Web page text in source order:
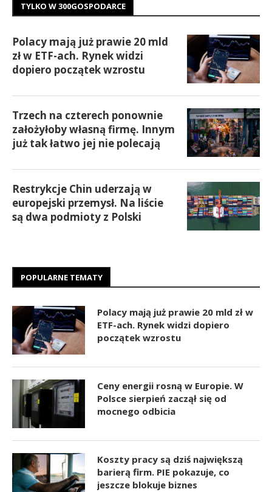
TYLKO W 300GOSPODARCE
Polacy mają już prawie 20 mld
zł w ETF-ach. Rynek widzi
dopiero początek wzrostu
Trzech na czterech ponownie
założyłoby własną firmę. Innym
już tak łatwo jej nie polecają
Restrykcje Chin uderzają w
europejski przemysł. Na liście
są dwa podmioty z Polski
POPULARNE TEMATY
Polacy mają już prawie 20 mld zł w
ETF-ach. Rynek widzi dopiero
początek wzrostu
Ceny energii rosną w Europie. W
Polsce sierpień zaczął się od
mocnego odbicia
Koszty pracy są dziś największą
barierą firm. PIE pokazuje, co
jeszcze blokuje biznes